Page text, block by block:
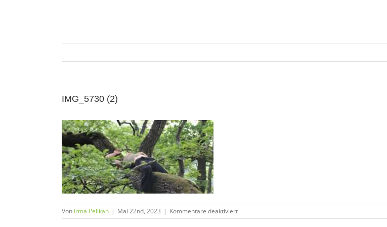
IMG_5730 (2)
Von Irma Pelikan | Mai 22nd, 2023 | Kommentare deaktiviertfür
IMG_5730